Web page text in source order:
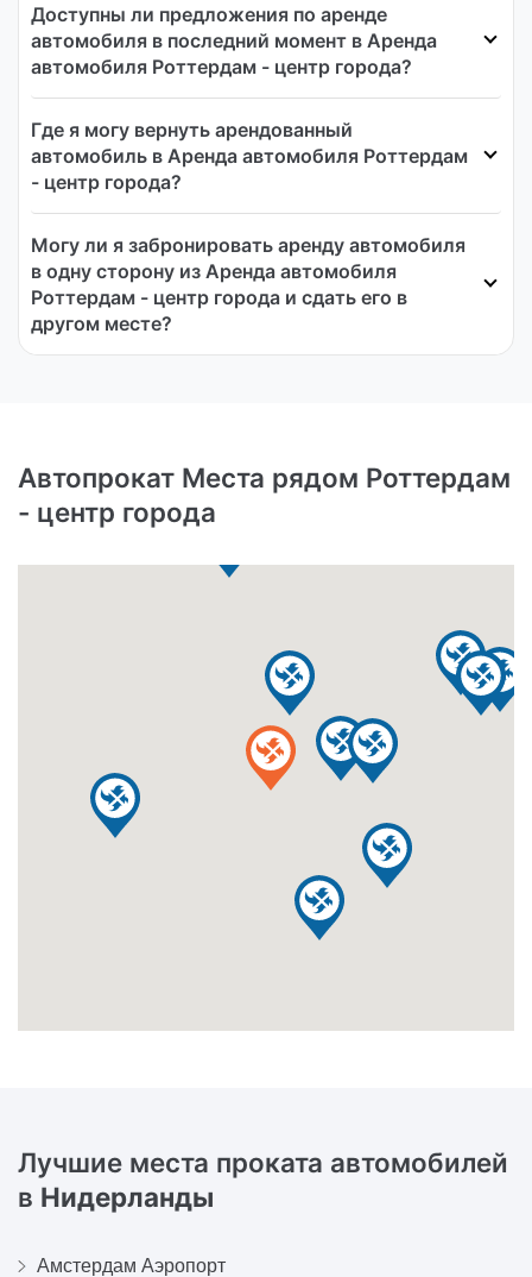
Доступны ли предложения по аренде
автомобиля в последний момент в Аренда
автомобиля Роттердам - центр города?
Где я могу вернуть арендованный
автомобиль в Аренда автомобиля Роттердам
- центр города?
Могу ли я забронировать аренду автомобиля
в одну сторону из Аренда автомобиля
Роттердам - центр города и сдать его в
другом месте?
Автопрокат Места рядом Роттердам
- центр города
Лучшие места проката автомобилей
в Нидерланды
Амстердам Аэропорт